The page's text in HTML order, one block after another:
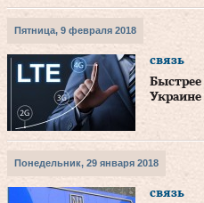
Пятница, 9 февраля 2018
связь
Быстрее
Украине
Понедельник, 29 января 2018
связь